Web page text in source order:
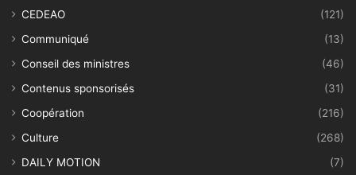
CEDEAO
(121)
Communiqué
(13)
Conseil des ministres
(46)
Contenus sponsorisés
(31)
Coopération
(216)
Culture
(268)
DAILY MOTION
(7)